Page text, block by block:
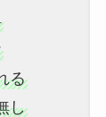
る
し